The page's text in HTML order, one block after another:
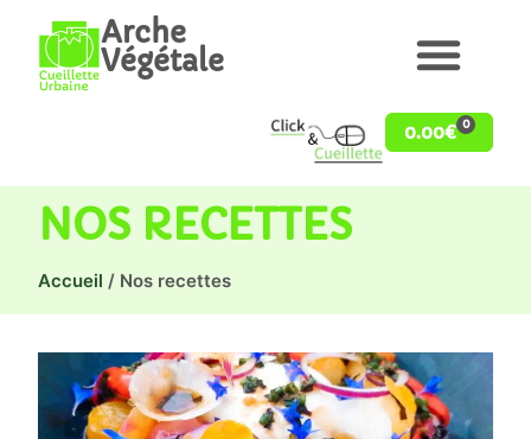
Arche
Végétale
0.00€ 0
NOS RECETTES
Accueil / Nos recettes